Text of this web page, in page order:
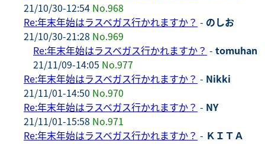
21/10/30-12:54 No.968
Re:年末年始はラスベガス行かれますか？ - のしお
21/10/30-21:28 No.969
Re:年末年始はラスベガス行かれますか？ - tomuhan
21/11/09-14:05 No.977
Re:年末年始はラスベガス行かれますか？ - Nikki
21/11/01-14:50 No.970
Re:年末年始はラスベガス行かれますか？ - NY
21/11/01-15:58 No.971
Re:年末年始はラスベガス行かれますか？ - ＫＩＴＡ